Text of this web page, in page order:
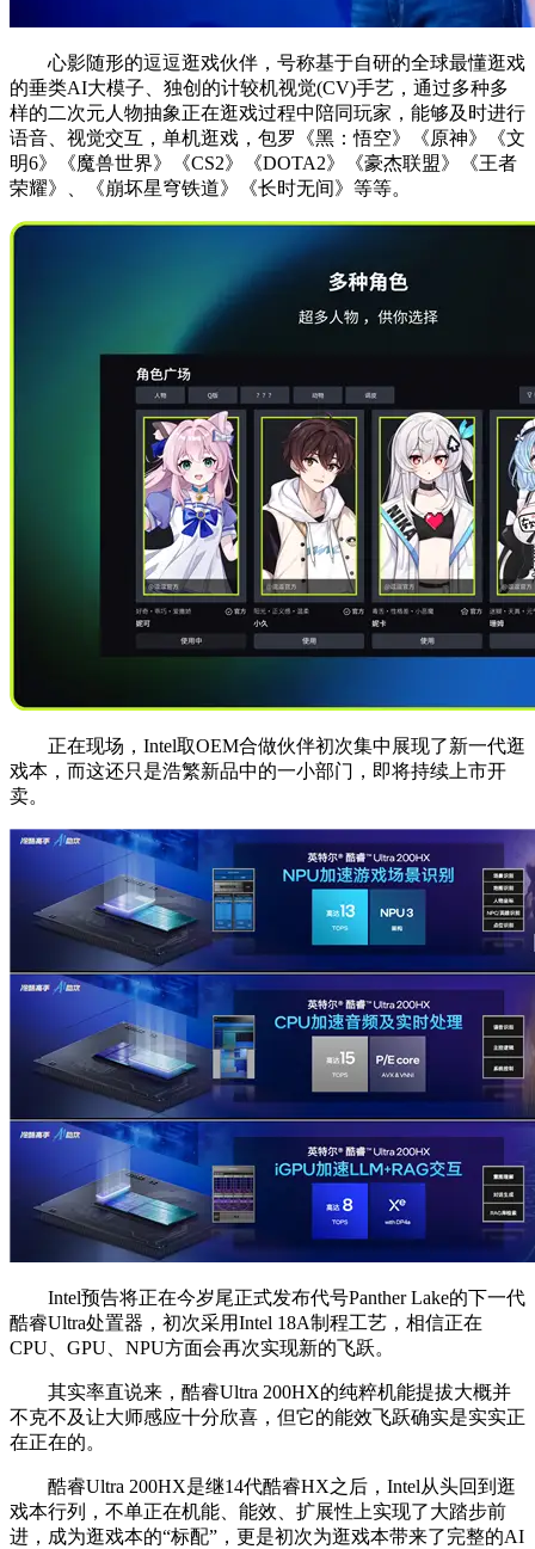
心影随形的逗逗逛戏伙伴，号称基于自研的全球最懂逛戏
的垂类AI大模子、独创的计较机视觉(CV)手艺，通过多种多
样的二次元人物抽象正在逛戏过程中陪同玩家，能够及时进行
语音、视觉交互，单机逛戏，包罗《黑：悟空》《原神》《文
明6》《魔兽世界》《CS2》《DOTA2》《豪杰联盟》《王者
荣耀》、《崩坏星穹铁道》《长时无间》等等。
正在现场，Intel取OEM合做伙伴初次集中展现了新一代逛
戏本，而这还只是浩繁新品中的一小部门，即将持续上市开
卖。
Intel预告将正在今岁尾正式发布代号Panther Lake的下一代
酷睿Ultra处置器，初次采用Intel 18A制程工艺，相信正在
CPU、GPU、NPU方面会再次实现新的飞跃。
其实率直说来，酷睿Ultra 200HX的纯粹机能提拔大概并
不克不及让大师感应十分欣喜，但它的能效飞跃确实是实实正
在正在的。
酷睿Ultra 200HX是继14代酷睿HX之后，Intel从头回到逛
戏本行列，不单正在机能、能效、扩展性上实现了大踏步前
进，成为逛戏本的“标配”，更是初次为逛戏本带来了完整的AI